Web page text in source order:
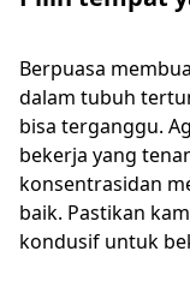
Berpuasa
dalam tubuh
bisa terganggu.
bekerja yang
konsentrasidan
baik. Pastikan
kondusif untuk